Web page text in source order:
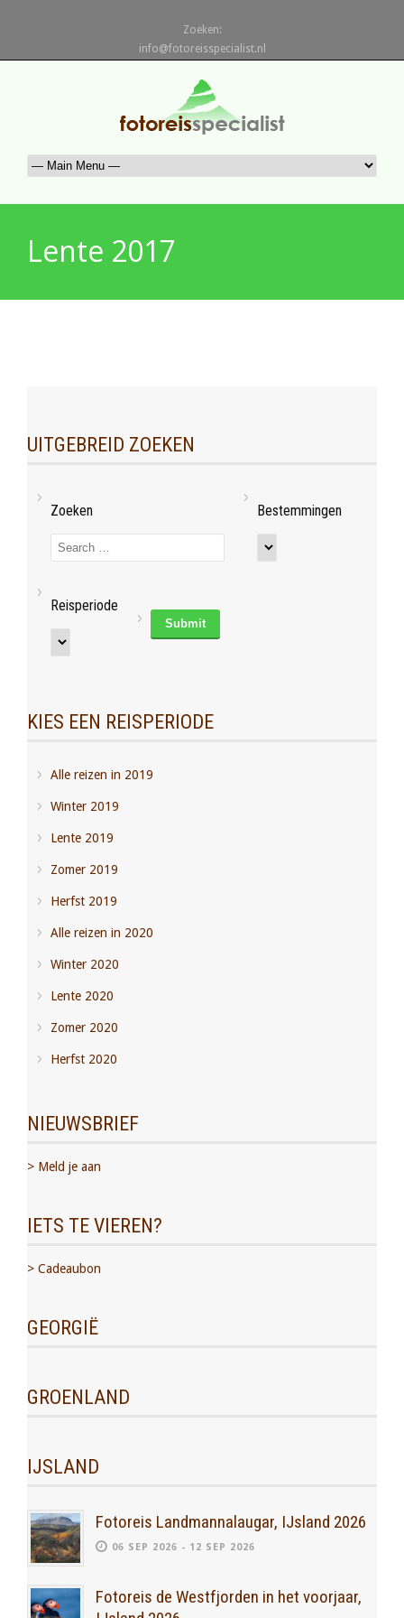
Zoeken:
info@fotoreisspecialist.nl
Lente 2017
UITGEBREID ZOEKEN
Zoeken Bestemmingen
Reisperiode
KIES EEN REISPERIODE
Alle reizen in 2019
Winter 2019
Lente 2019
Zomer 2019
Herfst 2019
Alle reizen in 2020
Winter 2020
Lente 2020
Zomer 2020
Herfst 2020
NIEUWSBRIEF
> Meld je aan
IETS TE VIEREN?
> Cadeaubon
GEORGIË
GROENLAND
IJSLAND
Fotoreis Landmannalaugar, IJsland 2026
06 SEP 2026 - 12 SEP 2026
Fotoreis de Westfjorden in het voorjaar,